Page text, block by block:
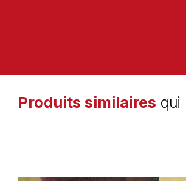
Produits similaires qui